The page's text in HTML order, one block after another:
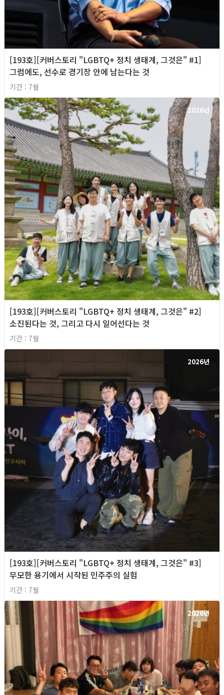
[193호][커버스토리 "LGBTQ+ 정치 생태계, 그것은" #1]
그럼에도, 선수로 경기장 안에 남는다는 것
기간 : 7월
2026년
[193호][커버스토리 "LGBTQ+ 정치 생태계, 그것은" #2]
소진된다는 것, 그리고 다시 일어선다는 것
기간 : 7월
2026년
[193호][커버스토리 "LGBTQ+ 정치 생태계, 그것은" #3]
무모한 용기에서 시작된 민주주의 실험
기간 : 7월
2026년